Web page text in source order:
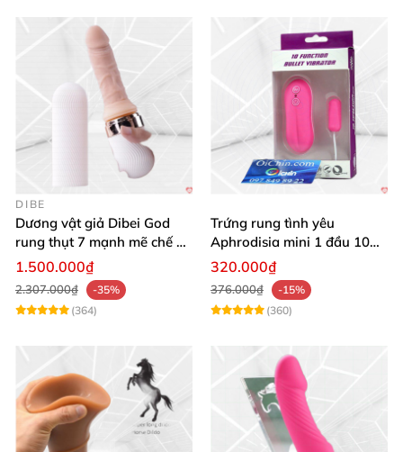
DIBE
Dương vật giả Dibei God
rung thụt 7 mạnh mẽ chế độ
tỏa nhiệt
1.500.000₫
2.307.000₫
-35%
(364)
Trứng rung tình yêu
Aphrodisia mini 1 đầu 10
chế độ rung đa năng
320.000₫
376.000₫
-15%
(360)